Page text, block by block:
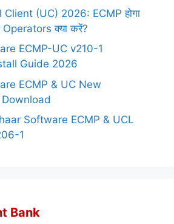
(UC) 2026: ECMP होगा
क्या करें?
ECMP-UC v210-1
Guide 2026
ECMP & UC New
Software ECMP & UCL
1
Bank